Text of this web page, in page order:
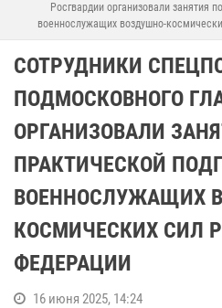
Росгвардии организовали занятия
военнослужащих воздушно-
СОТРУДНИКИ
ПОДМОСКОВНОГО
ОРГАНИЗОВАЛИ
ПРАКТИЧЕСКОЙ
ВОЕННОСЛУЖАЩИХ
КОСМИЧЕСКИХ СИЛ
ФЕДЕРАЦИИ
16 июня 2025, 14:24